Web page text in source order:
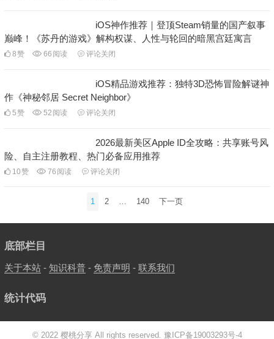
iOS神作推荐｜登顶Steam销量的国产叙事
巅峰！《苏丹的游戏》解构权谋、人性与轮回的暗黑宫廷寓言
8赞 66 阅读 评论关闭
iOS精品游戏推荐：独特3D恐怖冒险解谜神
作《神秘邻居 Secret Neighbor》
5赞 52 阅读 评论关闭
2026最新美区Apple ID全攻略：共享账号风
险、自主注册教程、热门必备应用推荐
10赞 76 阅读 评论关闭
分
页
1 2 … 140 下一页
底部栏目
关于本站- 知识科普- 免责声明 - 联系我们
统计代码
© 2022 樱桃分享 All rights reserved. 豫ICP备19003293号-4